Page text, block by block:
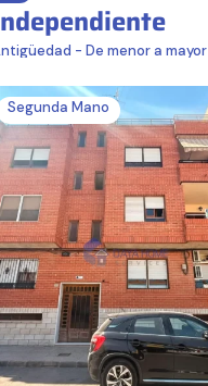
- De menor a mayor
Segunda Mano